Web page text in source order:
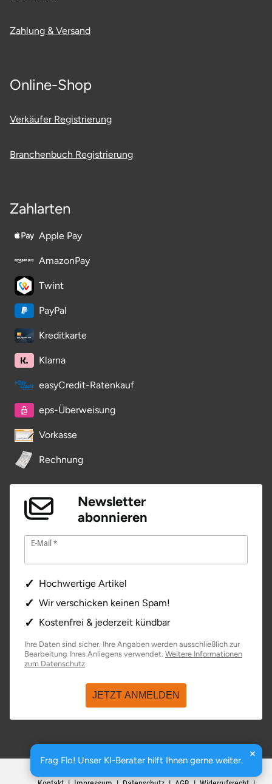
Frag Flo! Unser KI-Berater hilft Ihnen gerne weiter.
Zahlung & Versand
Online-Shop
Verkäufer Registrierung
Branchenbuch Registrierung
Zahlarten
Apple Pay
AmazonPay
Twint
PayPal
Kreditkarte
Klarna
easyCredit-Ratenkauf
eps-Überweisung
Vorkasse
Rechnung
Newsletter
abonnieren
E-Mail
Hochwertige Artikel
Wir verschicken keinen Spam!
Kostenfrei & jederzeit kündbar
Ihre Daten sind sicher. Ihre Angaben werden ausschließlich zur
Bearbeitung Ihres Anliegens verwendet. Weitere Informationen
zum Datenschutzöffnet in neuem Fenster
JETZT ANMELDEN
basenio.de 99084